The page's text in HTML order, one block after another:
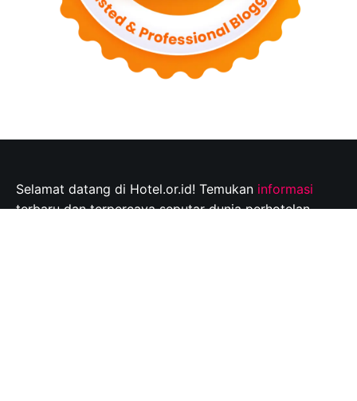
Selamat datang di Hotel.or.id! Temukan informasi
terbaru dan terpercaya seputar dunia perhotelan,